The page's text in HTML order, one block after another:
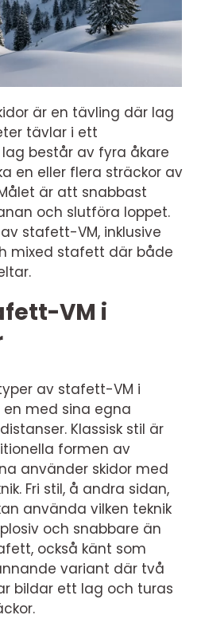
är en tävling där lag
tävlar i ett
består av fyra åkare
en eller flera sträckor av
är att snabbast
och slutföra loppet.
stafett-VM, inklusive
mixed stafett där både
VM i
av stafett-VM i
med sina egna
Klassisk stil är
formen av
använder skidor med
Fri stil, å andra sidan,
använda vilken teknik
och snabbare än
också känt som
variant där två
bildar ett lag och turas